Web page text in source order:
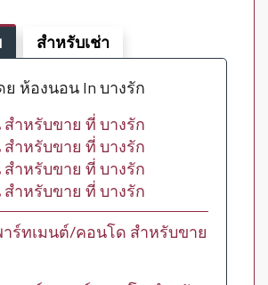
สำหรับเช่า
ห้องนอน In บางรัก
ำหรับขาย ที่ บางรัก
ำหรับขาย ที่ บางรัก
ำหรับขาย ที่ บางรัก
ำหรับขาย ที่ บางรัก
ร์ทเมนต์/คอนโด สำหรับขาย